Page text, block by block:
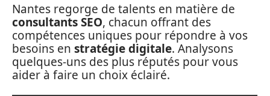
Nantes regorge de talents en matière de
consultants SEO, chacun offrant des
compétences uniques pour répondre à vos
besoins en stratégie digitale. Analysons
quelques-uns des plus réputés pour vous
aider à faire un choix éclairé.